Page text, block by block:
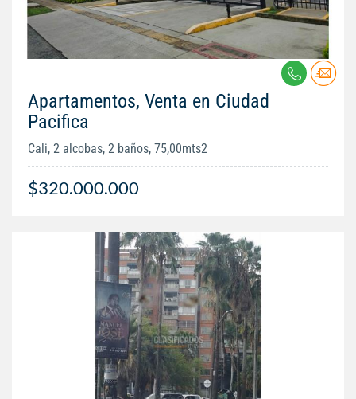
Apartamentos, Venta en Ciudad
Pacifica
Cali, 2 alcobas, 2 baños, 75,00mts2
$320.000.000